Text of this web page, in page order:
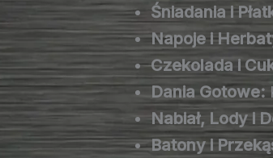
Śniadania i
Napoje i
Czekolada i
Dania Gotowe:
Nabiał, Lody i
Batony i